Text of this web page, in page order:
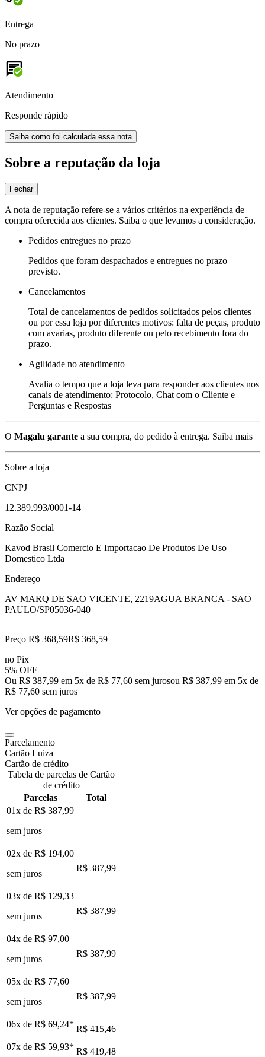
Entrega
No prazo
Atendimento
Responde rápido
Saiba como foi calculada essa nota
Sobre a reputação da loja
Fechar
A nota de reputação refere-se a vários critérios na experiência de
compra oferecida aos clientes. Saiba o que levamos a consideração.
Pedidos entregues no prazo
Pedidos que foram despachados e entregues no prazo
previsto.
Cancelamentos
Total de cancelamentos de pedidos solicitados pelos clientes
ou por essa loja por diferentes motivos: falta de peças, produto
com avarias, produto diferente ou pelo recebimento fora do
prazo.
Agilidade no atendimento
Avalia o tempo que a loja leva para responder aos clientes nos
canais de atendimento: Protocolo, Chat com o Cliente e
Perguntas e Respostas
O Magalu garante a sua compra, do pedido à entrega. Saiba mais
Sobre a loja
CNPJ
12.389.993/0001-14
Razão Social
Kavod Brasil Comercio E Importacao De Produtos De Uso
Domestico Ltda
Endereço
AV MARQ DE SAO VICENTE, 2219AGUA BRANCA - SAO
PAULO/SP05036-040
Preço R$ 368,59R$ 368,59
no Pix
5% OFF
Ou R$ 387,99 em 5x de R$ 77,60 sem jurosou R$ 387,99 em 5x de
R$ 77,60 sem juros
Ver opções de pagamento
Parcelamento
Cartão Luiza
Cartão de crédito
Tabela de parcelas de Cartão
de crédito
Parcelas
Total
01x de R$ 387,99
sem juros
02x de R$ 194,00
sem juros
R$ 387,99
03x de R$ 129,33
sem juros
R$ 387,99
04x de R$ 97,00
sem juros
R$ 387,99
05x de R$ 77,60
sem juros
R$ 387,99
06x de R$ 69,24* R$ 415,46
07x de R$ 59,93* R$ 419,48